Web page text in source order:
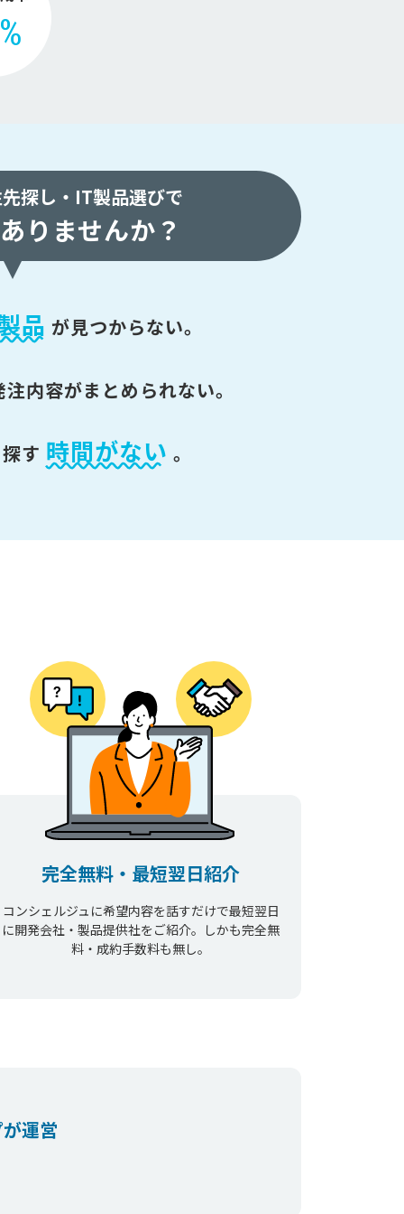
探し・ IT製品選びで
りませんか？
品 が見つからない。
注内容がまとめられない。
す 時間がない 。
完全無料・最短翌日紹介
コンシェルジュに希望内容を話すだけで最短翌日
に開発会社・製品提供社をご紹介。しかも完全無
料・成約手数料も無し。
運営